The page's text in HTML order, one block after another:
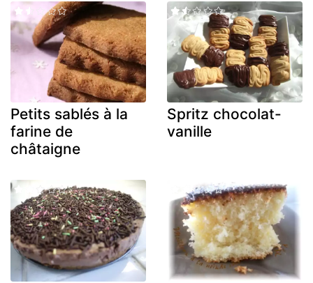
Petits sablés à la
farine de
châtaigne
Spritz chocolat-
vanille